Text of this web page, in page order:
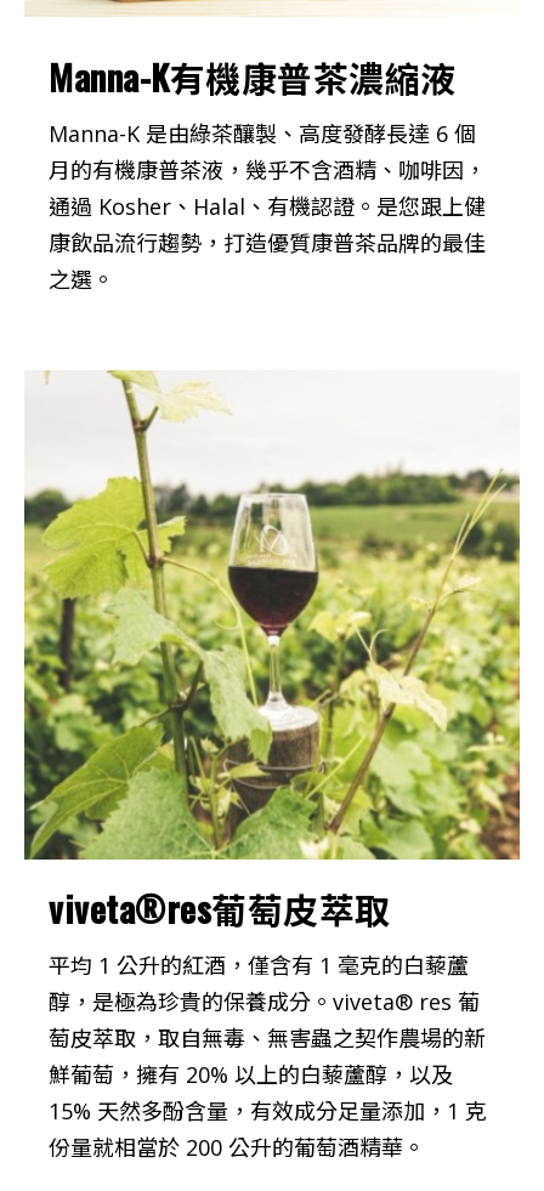
Manna-K有機康普茶濃縮液
Manna-K 是由綠茶釀製、高度發酵長達 6 個
月的有機康普茶液，幾乎不含酒精、咖啡因，
通過 Kosher、Halal、有機認證。是您跟上健
康飲品流行趨勢，打造優質康普茶品牌的最佳
之選。
viveta®res葡萄皮萃取
平均 1 公升的紅酒，僅含有 1 毫克的白藜蘆
醇，是極為珍貴的保養成分。viveta® res 葡
萄皮萃取，取自無毒、無害蟲之契作農場的新
鮮葡萄，擁有 20% 以上的白藜蘆醇，以及
15% 天然多酚含量，有效成分足量添加，1 克
份量就相當於 200 公升的葡萄酒精華。